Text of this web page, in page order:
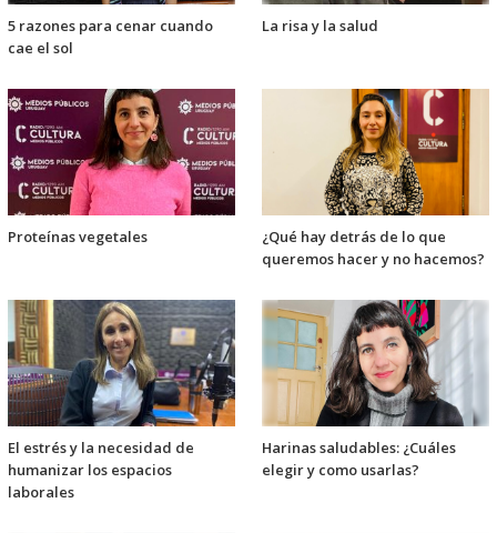
5 razones para cenar cuando
cae el sol
La risa y la salud
Proteínas vegetales
¿Qué hay detrás de lo que
queremos hacer y no hacemos?
El estrés y la necesidad de
humanizar los espacios
laborales
Harinas saludables: ¿Cuáles
elegir y como usarlas?